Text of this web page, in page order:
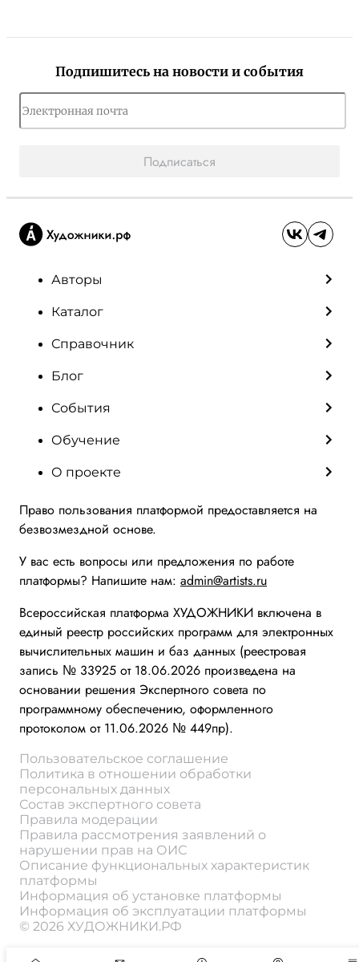
Подпишитесь на новости и события
Подписаться
Авторы
Каталог
Справочник
Блог
События
Обучение
О проекте
Право пользования платформой предоставляется на
безвозмездной основе.
У вас есть вопросы или предложения по работе
платформы? Напишите нам: admin@artists.ru
Всероссийская платформа ХУДОЖНИКИ включена в
единый реестр российских программ для электронных
вычислительных машин и баз данных (реестровая
запись № 33925 от 18.06.2026 произведена на
основании решения Экспертного совета по
программному обеспечению, оформленного
протоколом от 11.06.2026 № 449пр).
Пользовательское соглашение
Политика в отношении обработки
персональных данных
Состав экспертного совета
Правила модерации
Правила рассмотрения заявлений о
нарушении прав на ОИС
Описание функциональных характеристик
платформы
Информация об установке платформы
Информация об эксплуатации платформы
© 2026 ХУДОЖНИКИ.РФ